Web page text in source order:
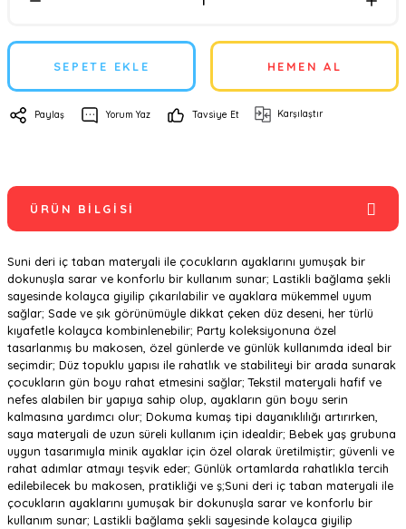
SEPETE EKLE HEMEN AL
Paylaş Yorum Yaz Tavsiye Et Karşılaştır
ÜRÜN BILGISI
Suni deri iç taban materyali ile çocukların ayaklarını yumuşak bir
dokunuşla sarar ve konforlu bir kullanım sunar; Lastikli bağlama şekli
sayesinde kolayca giyilip çıkarılabilir ve ayaklara mükemmel uyum
sağlar; Sade ve şık görünümüyle dikkat çeken düz deseni, her türlü
kıyafetle kolayca kombinlenebilir; Party koleksiyonuna özel
tasarlanmış bu makosen, özel günlerde ve günlük kullanımda ideal bir
seçimdir; Düz topuklu yapısı ile rahatlık ve stabiliteyi bir arada sunarak
çocukların gün boyu rahat etmesini sağlar; Tekstil materyali hafif ve
nefes alabilen bir yapıya sahip olup, ayakların gün boyu serin
kalmasına yardımcı olur; Dokuma kumaş tipi dayanıklılığı artırırken,
saya materyali de uzun süreli kullanım için idealdir; Bebek yaş grubuna
uygun tasarımıyla minik ayaklar için özel olarak üretilmiştir; güvenli ve
rahat adımlar atmayı teşvik eder; Günlük ortamlarda rahatlıkla tercih
edilebilecek bu makosen, pratikliği ve ş;Suni deri iç taban materyali ile
çocukların ayaklarını yumuşak bir dokunuşla sarar ve konforlu bir
kullanım sunar; Lastikli bağlama şekli sayesinde kolayca giyilip